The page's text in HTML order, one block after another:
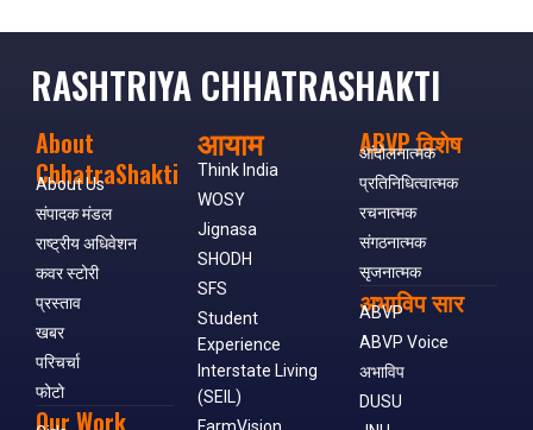
RASHTRIYA CHHATRASHAKTI
About
ChhatraShakti
About Us
संपादक मंडल
राष्ट्रीय अधिवेशन
कवर स्टोरी
प्रस्ताव
खबर
परिचर्चा
फोटो
Our Work
आयाम
Think India
WOSY
Jignasa
SHODH
SFS
Student
Experience
Interstate Living
(SEIL)
ABVP विशेष
आंदोलनात्मक
प्रतिनिधित्वात्मक
रचनात्मक
संगठनात्मक
सृजनात्मक
अभाविप सार
ABVP
ABVP Voice
अभाविप
DUSU